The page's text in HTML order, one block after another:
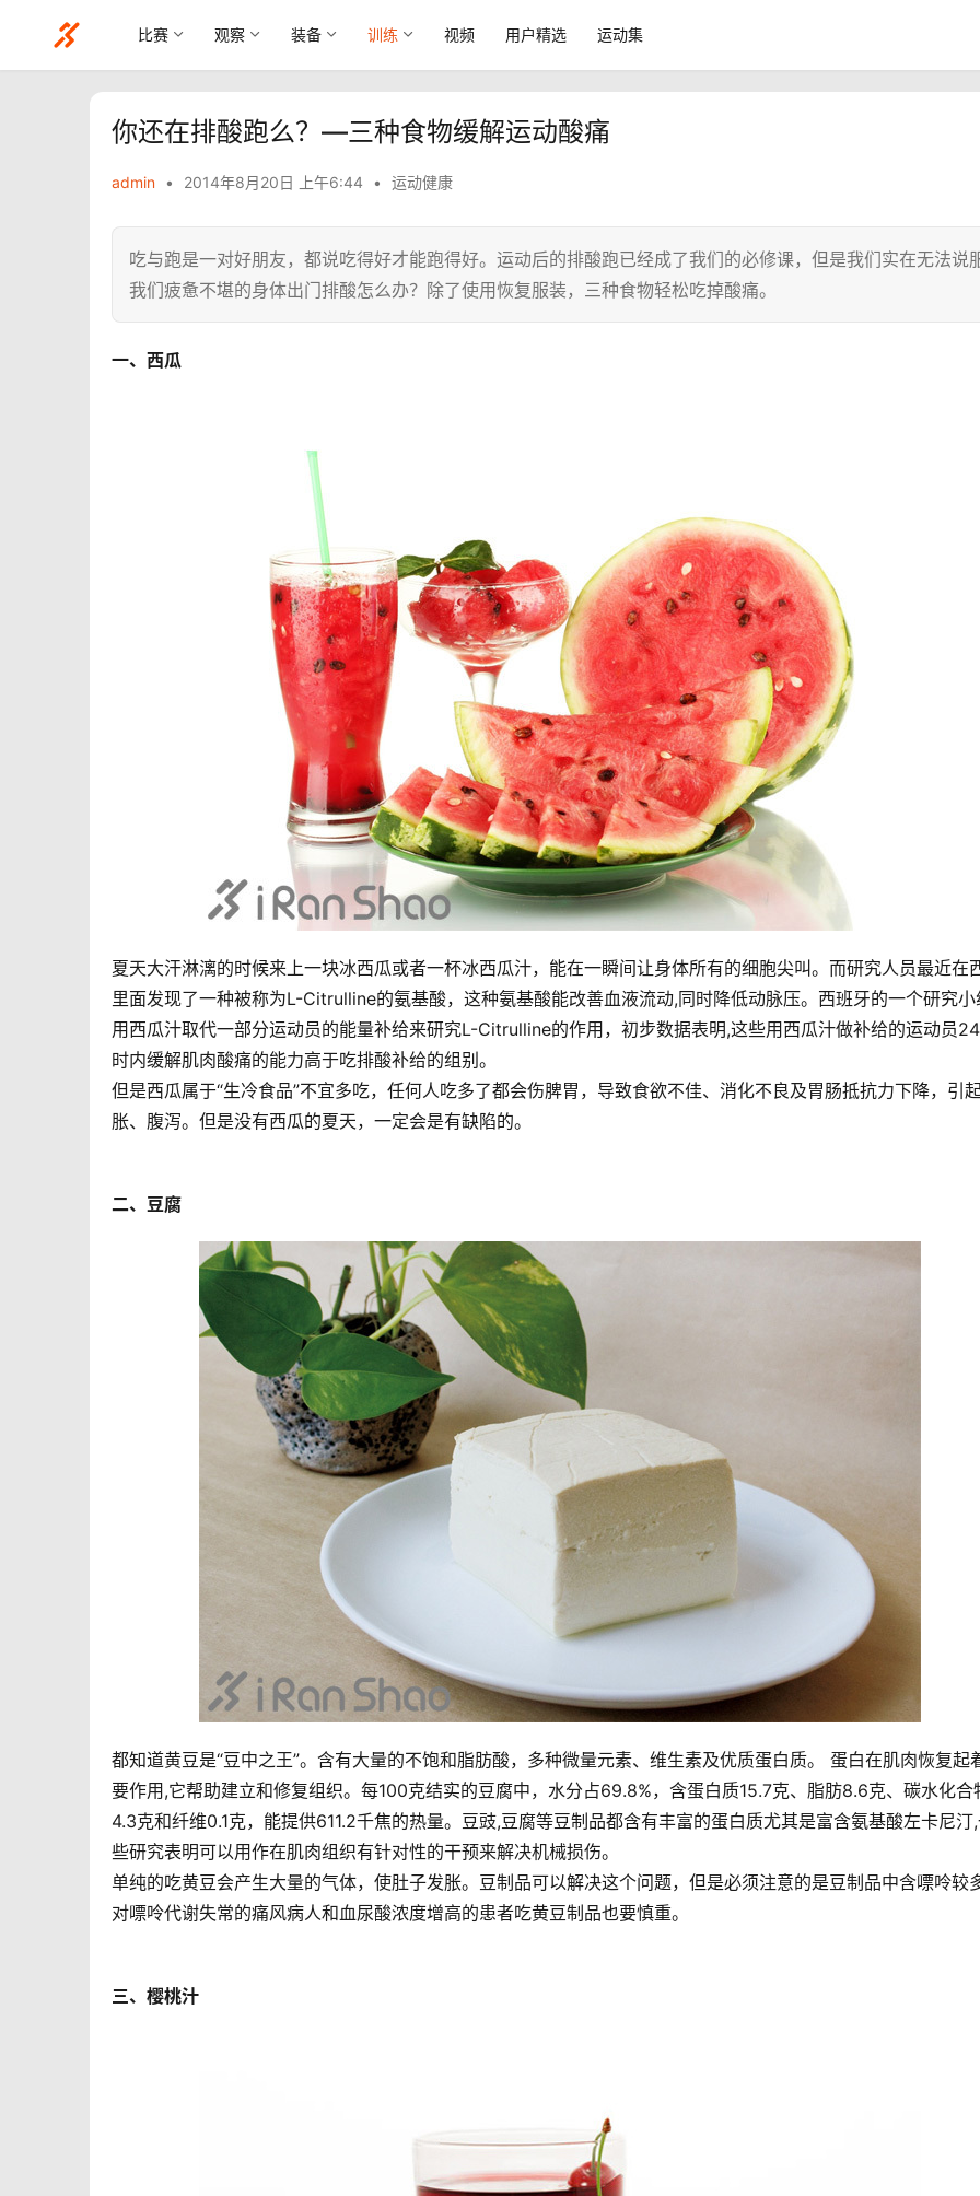
比赛 观察 装备 训练 视频 用户精选 运动集
你还在排酸跑么？—三种食物缓解运动酸痛
admin • 2014年8月20日 上午6:44 • 运动健康
吃与跑是一对好朋友，都说吃得好才能跑得好。运动后的排酸跑已经成了我们的必修课，但是我们实在无法说
我们疲惫不堪的身体出门排酸怎么办？除了使用恢复服装，三种食物轻松吃掉酸痛。
一、西瓜
夏天大汗淋漓的时候来上一块冰西瓜或者一杯冰西瓜汁，能在一瞬间让身体所有的细胞尖叫。而研究人员最近在
里面发现了一种被称为L-Citrulline的氨基酸，这种氨基酸能改善血液流动,同时降低动脉压。西班牙的一个研究小
用西瓜汁取代一部分运动员的能量补给来研究L-Citrulline的作用，初步数据表明,这些用西瓜汁做补给的运动员
时内缓解肌肉酸痛的能力高于吃排酸补给的组别。
但是西瓜属于“生冷食品”不宜多吃，任何人吃多了都会伤脾胃，导致食欲不佳、消化不良及胃肠抵抗力下降，引
胀、腹泻。但是没有西瓜的夏天，一定会是有缺陷的。
二、豆腐
都知道黄豆是“豆中之王”。含有大量的不饱和脂肪酸，多种微量元素、维生素及优质蛋白质。 蛋白在肌肉恢复起
要作用,它帮助建立和修复组织。每100克结实的豆腐中，水分占69.8%，含蛋白质15.7克、脂肪8.6克、碳水化合
4.3克和纤维0.1克，能提供611.2千焦的热量。豆豉,豆腐等豆制品都含有丰富的蛋白质尤其是富含氨基酸左卡尼汀
些研究表明可以用作在肌肉组织有针对性的干预来解决机械损伤。
单纯的吃黄豆会产生大量的气体，使肚子发胀。豆制品可以解决这个问题，但是必须注意的是豆制品中含嘌呤较多
对嘌呤代谢失常的痛风病人和血尿酸浓度增高的患者吃黄豆制品也要慎重。
三、樱桃汁